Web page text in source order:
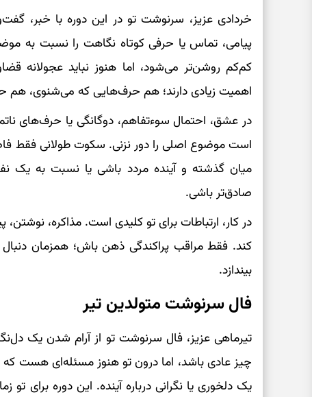
خردادی عزیز، سرنوشت تو در این دوره با خبر،
پیامی، تماس یا حرفی کوتاه نگاهت را نسبت به
کم‌کم روشن‌تر می‌شود، اما هنوز نباید عجولانه
اهمیت زیادی دارند؛ هم حرف‌هایی که می‌شنوی،
در عشق، احتمال سوءتفاهم، دوگانگی یا حرف‌های
است موضوع اصلی را دور نزنی. سکوت طولانی فقط
میان گذشته و آینده مردد باشی یا نسبت به یک
صادق‌تر باشی.
در کار، ارتباطات برای تو کلیدی است. مذاکره، نوشتن،
کند. فقط مراقب پراکندگی ذهن باش؛ همزمان
بیندازد.
فال سرنوشت متولدین تیر
تیرماهی عزیز، فال سرنوشت تو از آرام شدن یک
چیز عادی باشد، اما درون تو هنوز مسئله‌ای هست
یک دلخوری یا نگرانی درباره آینده. این دوره برای تو